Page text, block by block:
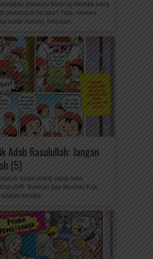
padamu tentang mereka yang
penduduk neraka? Yaitu mereka
kasar (keras), berjalan...
Adab Rasulullah: Jangan
(5)
surga orang yang suka
Bukhari dan Muslim) Kak
kreator...